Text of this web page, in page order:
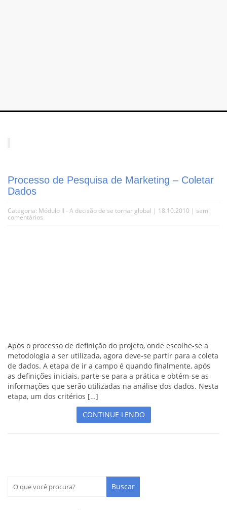
Processo de Pesquisa de Marketing – Coletar
Dados
Categoria: Módulo II - A decisão de se tornar global | 18.10.2010 | sem
comentários
Após o processo de definição do projeto, onde escolhe-se a
metodologia a ser utilizada, agora deve-se partir para a coleta
de dados. A etapa de ir a campo é quando finalmente, após
as definições iniciais, parte-se para a prática e obtém-se as
informações que serão utilizadas na análise dos dados. Nesta
etapa, um dos critérios […]
CONTINUE LENDO